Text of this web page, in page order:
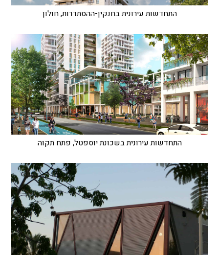
התחדשות עירונית בחנקין-ההסתדרות, חולון
התחדשות עירונית בשכונת יוספטל, פתח תקוה